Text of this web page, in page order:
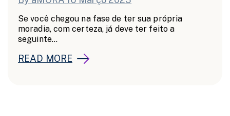
Se você chegou na fase de ter sua própria
moradia, com certeza, já deve ter feito a
seguinte...
READ MORE